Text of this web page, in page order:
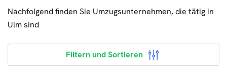
Nachfolgend finden Sie Umzugsunternehmen, die tätig in
Ulm sind
Filtern und Sortieren